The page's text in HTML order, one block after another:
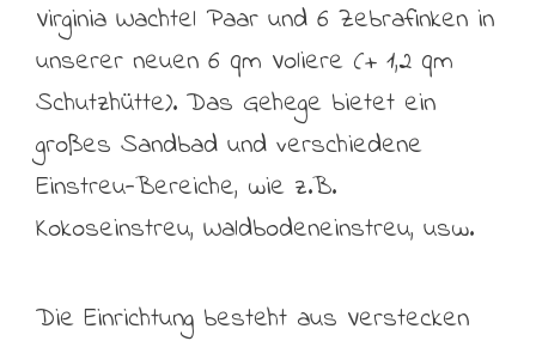
Virginia Wachtel Paar und 6 Zebrafinken in
unserer neuen 6 qm Voliere (+ 1,2 qm
Schutzhütte). Das Gehege bietet ein
großes Sandbad und verschiedene
Einstreu-Bereiche, wie z.B.
Kokoseinstreu, Waldbodeneinstreu, usw.
Die Einrichtung besteht aus Verstecken